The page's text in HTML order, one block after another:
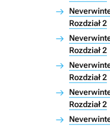
Rozdział 2
Rozdział 2
Rozdział 2
Rozdział 2